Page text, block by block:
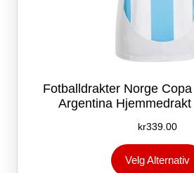
Fotballdrakter Norge
Argentina
kr339.00
Velg Alternativ